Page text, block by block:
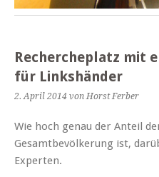
Rechercheplatz mit
für Linkshänder
2. April 2014 von Horst Ferber
Wie hoch genau der Anteil
Gesamtbevölkerung ist,
Experten.